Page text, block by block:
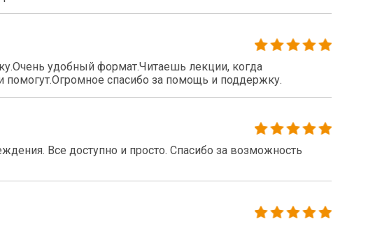
удобный формат.Читаешь лекции, когда
помогут.Огромное спасибо за помощь и поддержку.
Все доступно и просто. Спасибо за возможность